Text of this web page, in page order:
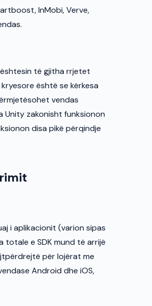
InMobi, Verve,
të gjitha rrjetet
është se kërkesa
vendas
zakonisht funksionon
disa pikë përqindje
i aplikacionit (varion sipas
e SDK mund të arrijë
për lojërat me
Android dhe iOS,